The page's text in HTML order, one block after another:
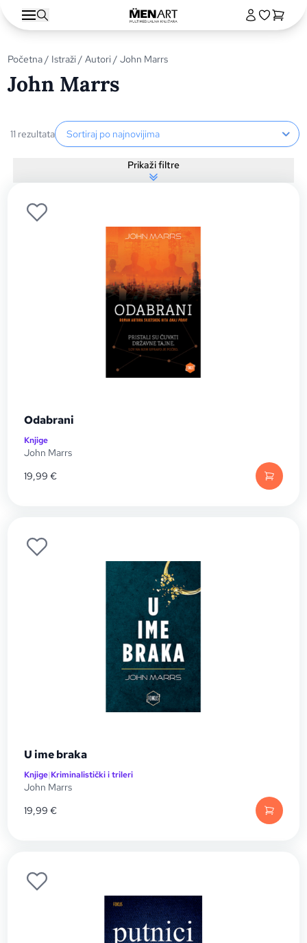
Početna/ Istraži/Autori/ John Marrs
John Marrs
11 rezultataSortiranje proizvoda
Prikaži filtre
Odabrani
Knjige
John Marrs
19,99€
U ime braka
Knjige|Kriminalistički i trileri
John Marrs
19,99€